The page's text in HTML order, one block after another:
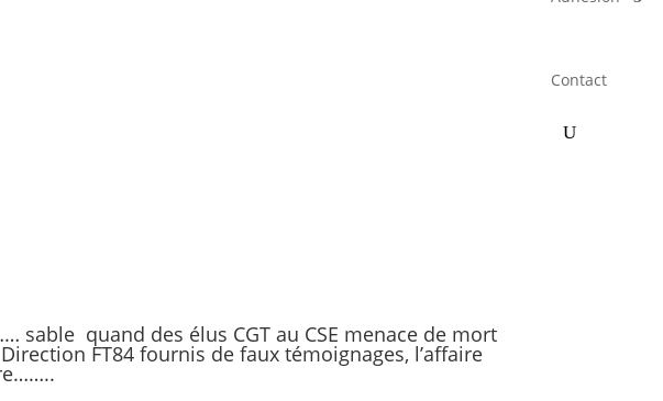
Contact
sable quand des élus CGT au CSE menace de mort
FT84 fournis de faux témoignages, l’affaire